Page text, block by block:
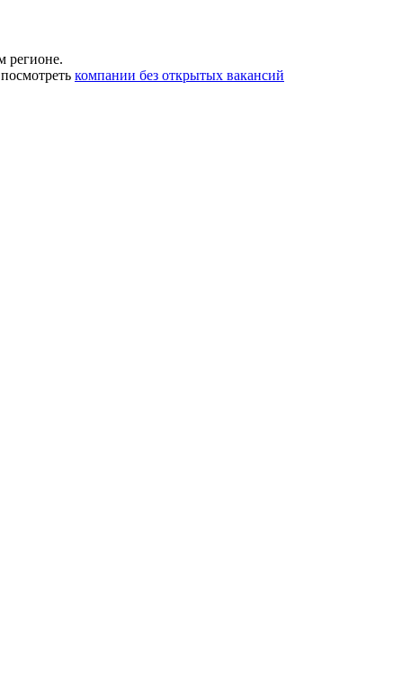
регионе.
компании без открытых вакансий